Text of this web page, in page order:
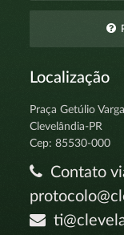
Localização
Praça Getúlio
Clevelândia-PR
Cep: 85530-000
Contato